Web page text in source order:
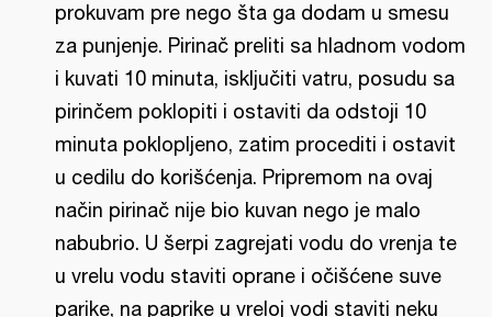
prokuvam pre nego šta ga dodam u smesu
za punjenje. Pirinač preliti sa hladnom vodom
i kuvati 10 minuta, isključiti vatru, posudu sa
pirinčem poklopiti i ostaviti da odstoji 10
minuta poklopljeno, zatim procediti i ostavit
u cedilu do korišćenja. Pripremom na ovaj
način pirinač nije bio kuvan nego je malo
nabubrio. U šerpi zagrejati vodu do vrenja te
u vrelu vodu staviti oprane i očišćene suve
parike, na paprike u vreloj vodi staviti neku